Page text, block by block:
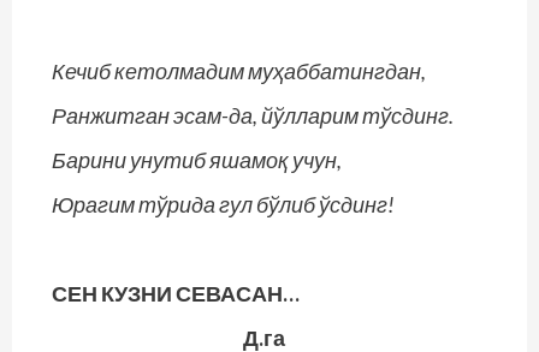
Кечиб кетолмадим муҳаббатингдан,
Ранжитган эсам-да, йўлларим тўсдинг.
Барини унутиб яшамоқ учун,
Юрагим тўрида гул бўлиб ўсдинг!
СЕН КУЗНИ СЕВАСАН…
Д.га